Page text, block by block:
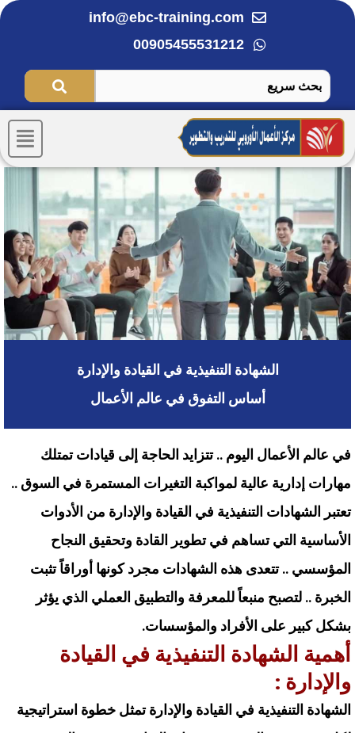
تخطي
info@ebc-training.com
00905455531212
الشهادة التنفيذية في القيادة والإدارة
أساس التفوق في عالم الأعمال
في عالم الأعمال اليوم .. تتزايد الحاجة إلى قيادات تمتلك
مهارات إدارية عالية لمواكبة التغيرات المستمرة في السوق ..
تعتبر الشهادات التنفيذية في القيادة والإدارة من الأدوات
الأساسية التي تساهم في تطوير القادة وتحقيق النجاح
المؤسسي .. تتعدى هذه الشهادات مجرد كونها أوراقاً تثبت
الخبرة .. لتصبح منبعاً للمعرفة والتطبيق العملي الذي يؤثر
بشكل كبير على الأفراد والمؤسسات.
أهمية الشهادة التنفيذية في القيادة
والإدارة :
الشهادة التنفيذية في القيادة والإدارةتمثل خطوة استراتيجية